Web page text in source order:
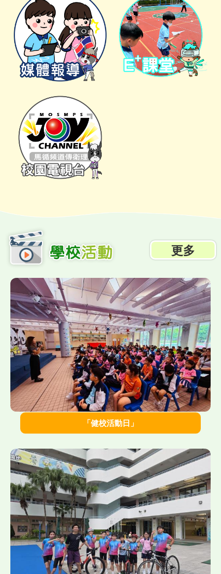
更多
">
「健校活動日」